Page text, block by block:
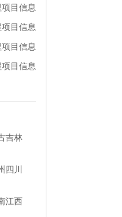
目信息
目信息
目信息
目信息
吉林
四川
江西